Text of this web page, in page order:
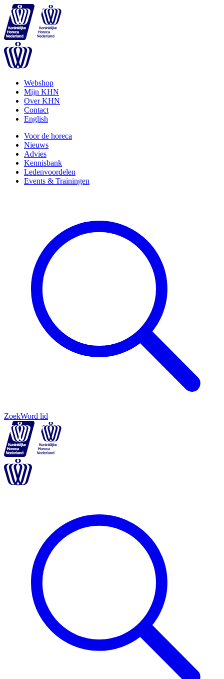
Webshop
Mijn KHN
Over KHN
Contact
English
Voor de horeca
Nieuws
Advies
Kennisbank
Ledenvoordelen
Events & Trainingen
ZoekWord lid